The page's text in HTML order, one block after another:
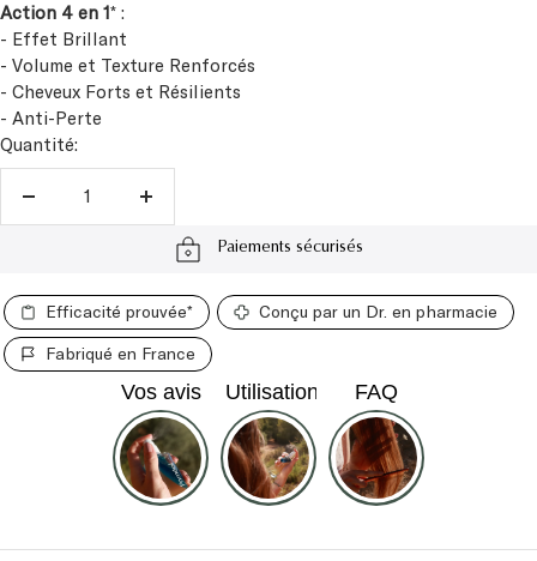
- Effet Brillant
- Volume et Texture Renforcés
- Cheveux Forts et Résilients
- Anti-Perte
Quantité:
la
quantité
la
quantité
Fabriqué en France
CARACTÉRISTIQUES